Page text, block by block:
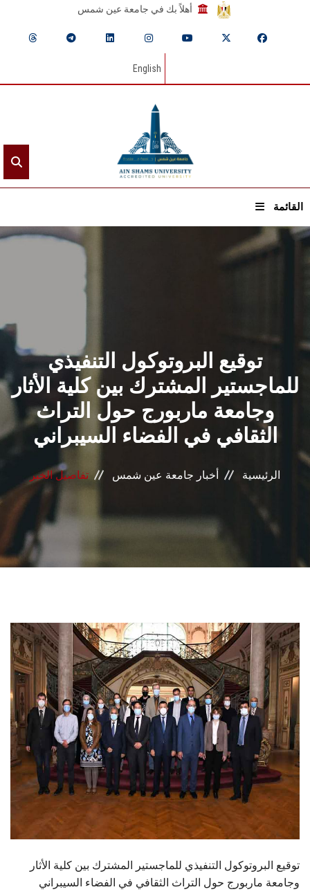
أهلاً بك في جامعة عين شمس
English
القائمة
القطاعـات
الشئون الأكاديمية
البحث العلمي
الرعاية الصحية
المراكز والوحدات
الأنظمة الذكية
الإعلام
الطلاب
هيئة التدريس
الدراسات العليا
الخريجين
الموظفون
الزائـرون
توقيع البروتوكول التنفيذي
للماجستير المشترك بين كلية الأثار
وجامعة ماربورج حول التراث
الثقافي في الفضاء السيبراني
الرئيسية أخبار جامعة عين شمس تفاصيل الخبر
توقيع البروتوكول التنفيذي للماجستير المشترك بين كلية الأثار
وجامعة ماربورج حول التراث الثقافي في الفضاء السيبراني